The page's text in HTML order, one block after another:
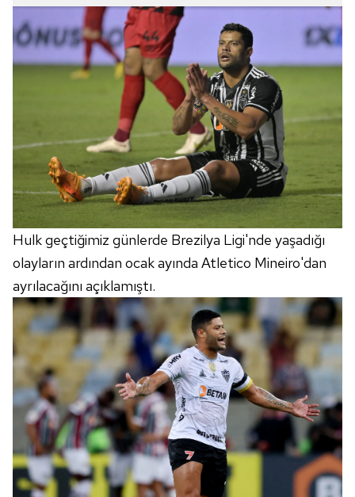
Hulk geçtiğimiz günlerde Brezilya Ligi'nde yaşadığı
olayların ardından ocak ayında Atletico Mineiro'dan
ayrılacağını açıklamıştı.